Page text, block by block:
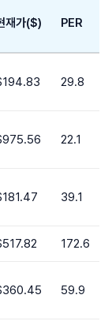
재가($) PER
29.8
22.1
39.1
172.6
59.9